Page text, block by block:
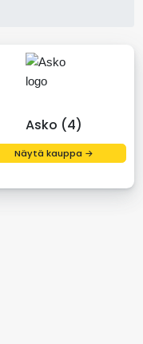
Asko (4)
Näytä kauppa →